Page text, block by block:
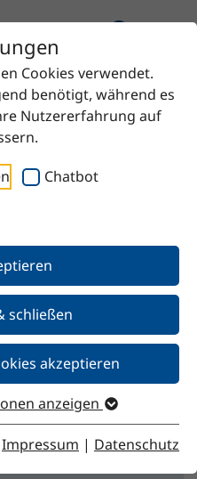
Cookies verwendet.
benötigt, während es
Nutzererfahrung auf
Chatbot
schließen
akzeptieren
anzeigen
Impressum | Datenschutz